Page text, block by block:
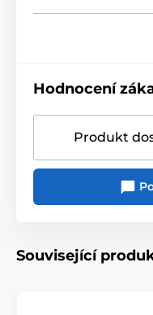
Hodnocení
Produkt
Související